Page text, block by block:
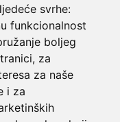
svrhe:
funkcionalnost
boljeg
, za
za naše
i za